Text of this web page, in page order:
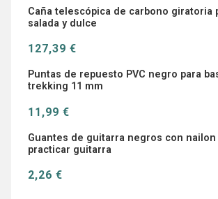
Caña telescópica de carbono giratoria
salada y dulce
127,39 €
Puntas de repuesto PVC negro para
trekking 11 mm
11,99 €
Guantes de guitarra negros con nailon
practicar guitarra
2,26 €